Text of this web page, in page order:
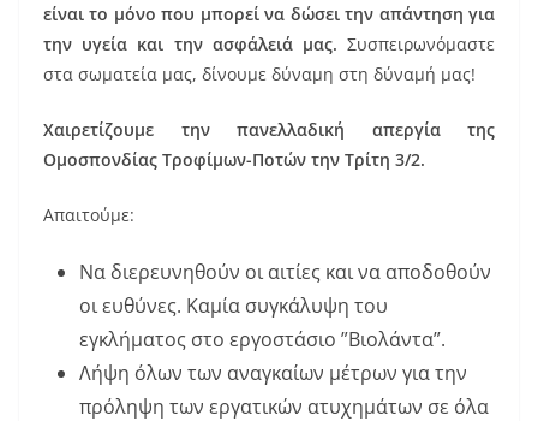
είναι το μόνο που μπορεί να δώσει την απάντηση για
την υγεία και την ασφάλειά μας. Συσπειρωνόμαστε
στα σωματεία μας, δίνουμε δύναμη στη δύναμή μας!
Χαιρετίζουμε την πανελλαδική απεργία της
Ομοσπονδίας Τροφίμων-Ποτών την Τρίτη 3/2.
Απαιτούμε:
Να διερευνηθούν οι αιτίες και να αποδοθούν
οι ευθύνες. Καμία συγκάλυψη του
εγκλήματος στο εργοστάσιο ”Βιολάντα”.
Λήψη όλων των αναγκαίων μέτρων για την
πρόληψη των εργατικών ατυχημάτων σε όλα